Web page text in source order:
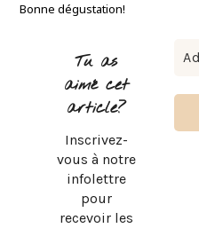
Bonne dégustation!
Tu as
aimé cet
article?
Inscrivez-
vous à notre
infolettre
pour
recevoir les